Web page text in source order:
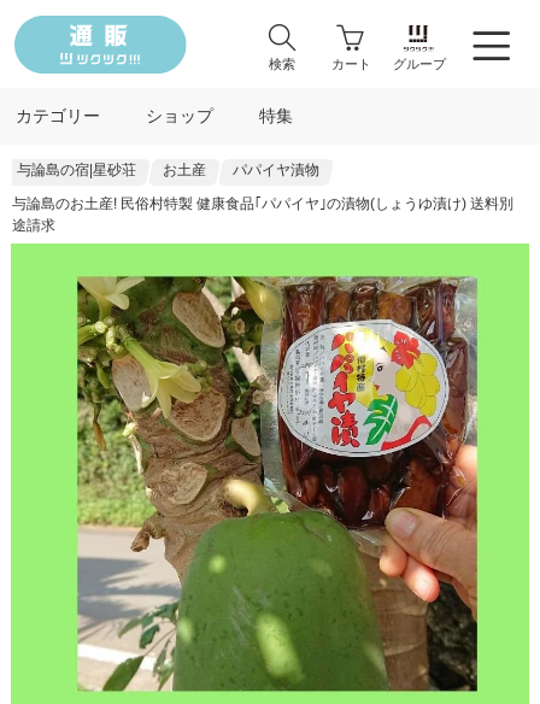
検索 カート グループ
カテゴリー ショップ 特集
与論島の宿|星砂荘 お土産
パパイヤ漬物
与論島のお土産! 民俗村特製 健康食品｢パパイヤ｣の漬物(しょうゆ漬け) 送料別
途請求